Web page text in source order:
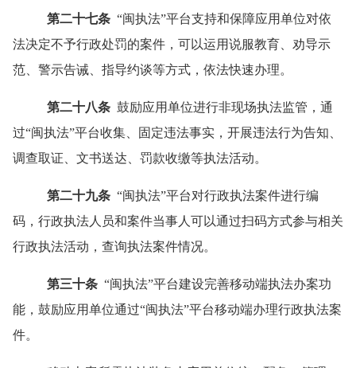
第二十七条“闽执法”平台支持和保障应用单位对依
法决定不予行政处罚的案件，可以运用说服教育、劝导示
范、警示告诫、指导约谈等方式，依法快速办理。
第二十八条 鼓励应用单位进行非现场执法监管，通
过“闽执法”平台收集、固定违法事实，开展违法行为告知、
调查取证、文书送达、罚款收缴等执法活动。
第二十九条“闽执法”平台对行政执法案件进行编
码，行政执法人员和案件当事人可以通过扫码方式参与相关
行政执法活动，查询执法案件情况。
第三十条“闽执法”平台建设完善移动端执法办案功
能，鼓励应用单位通过“闽执法”平台移动端办理行政执法案
件。